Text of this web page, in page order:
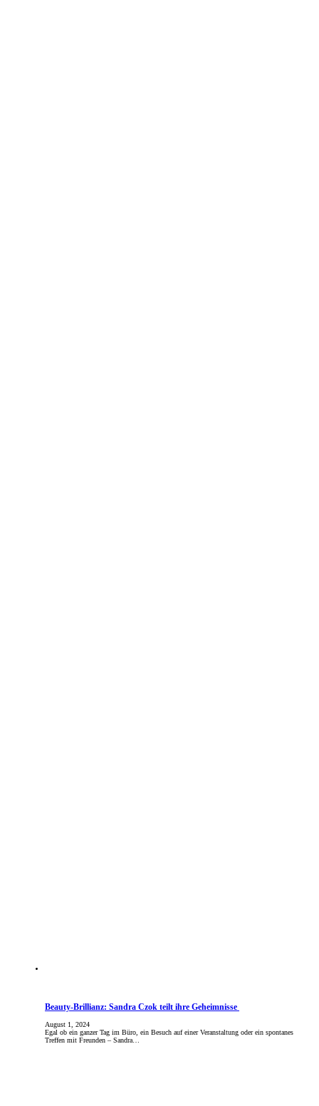
Beauty-Brillianz: Sandra Czok teilt ihre Geheimnisse
August 1, 2024
Egal ob ein ganzer Tag im Büro, ein Besuch auf einer Veranstaltung oder ein spontanes
Treffen mit Freunden – Sandra…